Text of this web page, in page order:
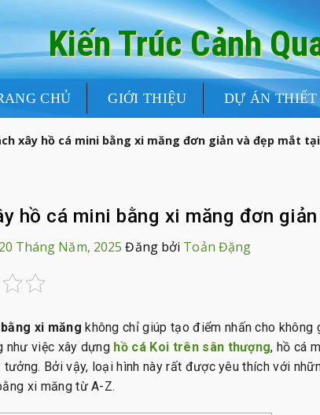
Kiến Trúc Cảnh
CHỦ GIỚI THIỆU DỰ ÁN THIẾT
xây hồ cá mini bằng xi măng đơn giản và đẹp mắt
hồ cá mini bằng xi măng đơn
20 Tháng Năm, 2025 Đăng bởi Toản Đặng
xi măng không chỉ giúp tạo điểm nhấn cho
như việc xây dựng hồ cá Koi trên sân thượng, hồ cá
tưởng. Bởi vậy, loại hình này rất được yêu thích với
xi măng từ A-Z.